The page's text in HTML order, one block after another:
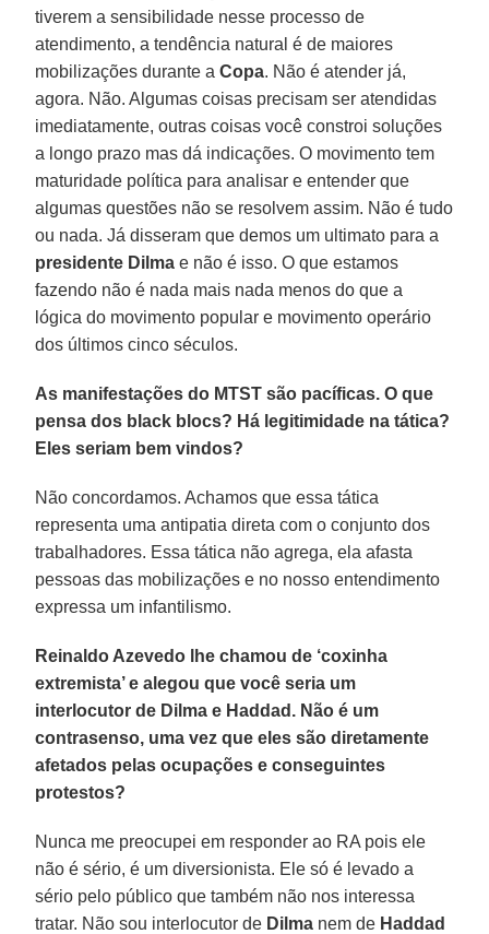
tiverem a sensibilidade nesse processo de
atendimento, a tendência natural é de maiores
mobilizações durante aCopa. Não é atender já,
agora. Não. Algumas coisas precisam ser atendidas
imediatamente, outras coisas você constroi soluções
a longo prazo mas dá indicações. O movimento tem
maturidade política para analisar e entender que
algumas questões não se resolvem assim. Não é tudo
ou nada. Já disseram que demos um ultimato para a
presidente Dilma e não é isso. O que estamos
fazendo não é nada mais nada menos do que a
lógica do movimento popular e movimento operário
dos últimos cinco séculos.
As manifestações do MTST são pacíficas. O que
pensa dos black blocs? Há legitimidade na tática?
Eles seriam bem vindos?
Não concordamos. Achamos que essa tática
representa uma antipatia direta com o conjunto dos
trabalhadores. Essa tática não agrega, ela afasta
pessoas das mobilizações e no nosso entendimento
expressa um infantilismo.
Reinaldo Azevedo lhe chamou de ‘coxinha
extremista’ e alegou que você seria um
interlocutor de Dilma e Haddad. Não é um
contrasenso, uma vez que eles são diretamente
afetados pelas ocupações e conseguintes
protestos?
Nunca me preocupei em responder ao RA pois ele
não é sério, é um diversionista. Ele só é levado a
sério pelo público que também não nos interessa
tratar. Não sou interlocutor de Dilma nem de Haddad